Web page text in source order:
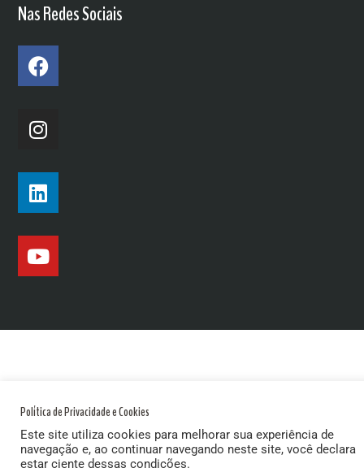
Nas Redes Sociais
Política de Privacidade e Cookies
Este site utiliza cookies para melhorar sua experiência de
navegação e, ao continuar navegando neste site, você declara
estar ciente dessas condições.